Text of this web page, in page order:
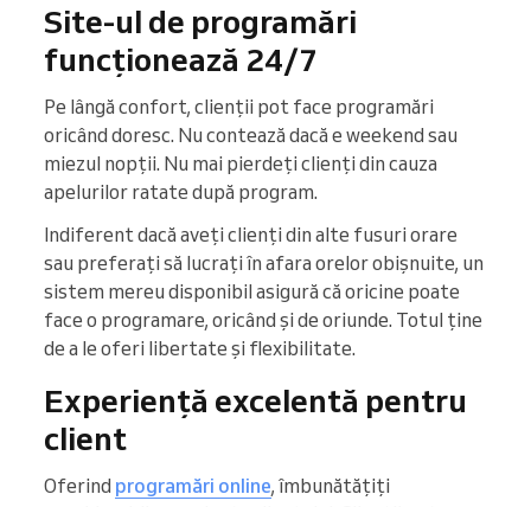
Site-ul de programări
funcționează 24/7
Pe lângă confort, clienții pot face programări
oricând doresc. Nu contează dacă e weekend sau
miezul nopții. Nu mai pierdeți clienți din cauza
apelurilor ratate după program.
Indiferent dacă aveți clienți din alte fusuri orare
sau preferați să lucrați în afara orelor obișnuite, un
sistem mereu disponibil asigură că oricine poate
face o programare, oricând și de oriunde. Totul ține
de a le oferi libertate și flexibilitate.
Experiență excelentă pentru
client
Oferind programări online, îmbunătățiți